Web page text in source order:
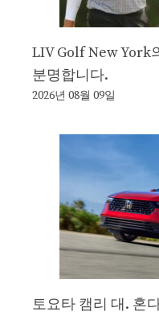
LIV Golf New York
분명합니다.
2026년 08월 09일
토요타 캠리 대. 혼